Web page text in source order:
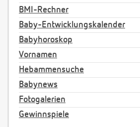
BMI-Rechner
Baby-Entwicklungskalender
Babyhoroskop
Vornamen
Hebammensuche
Babynews
Fotogalerien
Gewinnspiele